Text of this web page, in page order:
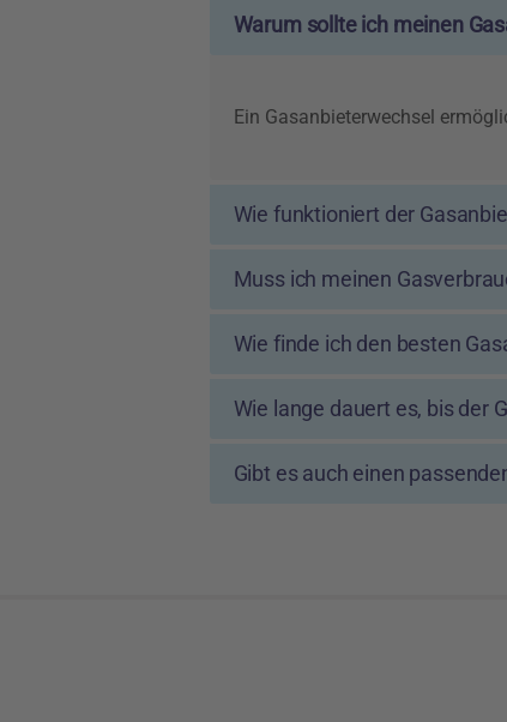
Warum sollte ich meinen
Ein Gasanbieterwechsel
Wie funktioniert der
Muss ich meinen
Wie finde ich den besten
Wie lange dauert es, bis der
Gibt es auch einen